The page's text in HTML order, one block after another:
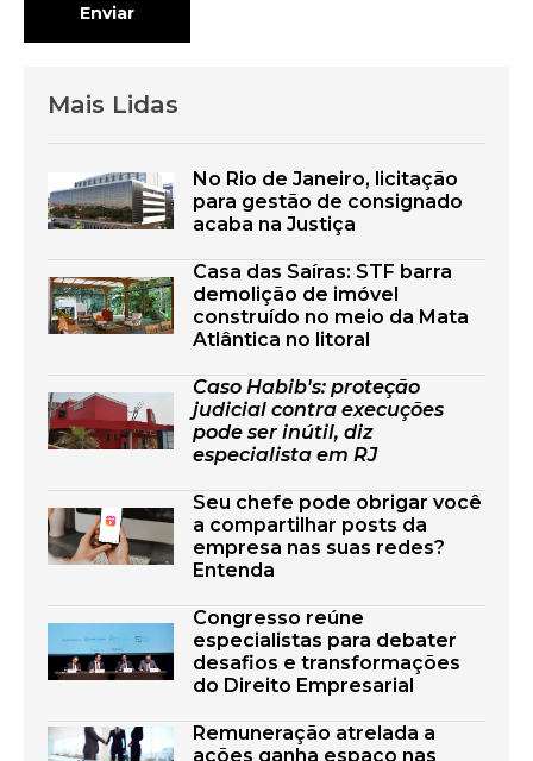
Enviar
Mais Lidas
No Rio de Janeiro, licitação
para gestão de consignado
acaba na Justiça
Casa das Saíras: STF barra
demolição de imóvel
construído no meio da Mata
Atlântica no litoral
Caso Habib's: proteção
judicial contra execuções
pode ser inútil, diz
especialista em RJ
Seu chefe pode obrigar você
a compartilhar posts da
empresa nas suas redes?
Entenda
Congresso reúne
especialistas para debater
desafios e transformações
do Direito Empresarial
Remuneração atrelada a
ações ganha espaço nas